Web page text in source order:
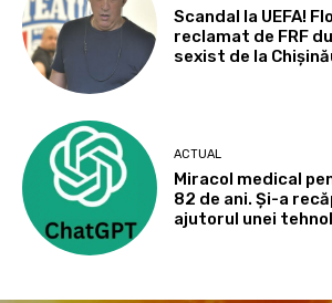
Scandal la UEFA!
reclamat de FRF
sexist de la
ACTUAL
Miracol medical
82 de ani. Și-a
ajutorul unei